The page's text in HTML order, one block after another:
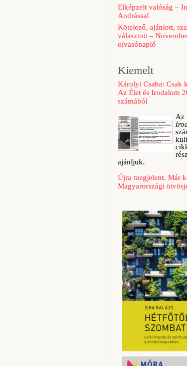
Elképzelt valóság –
Andrással
Kötelező, ajánlott,
választott –
olvasónapló
Kiemelt
Károlyi Csaba: Csak
Az Élet és Irodalom
számából
Az
ajánljuk.
Újra megjelent. Már
Magyarországi